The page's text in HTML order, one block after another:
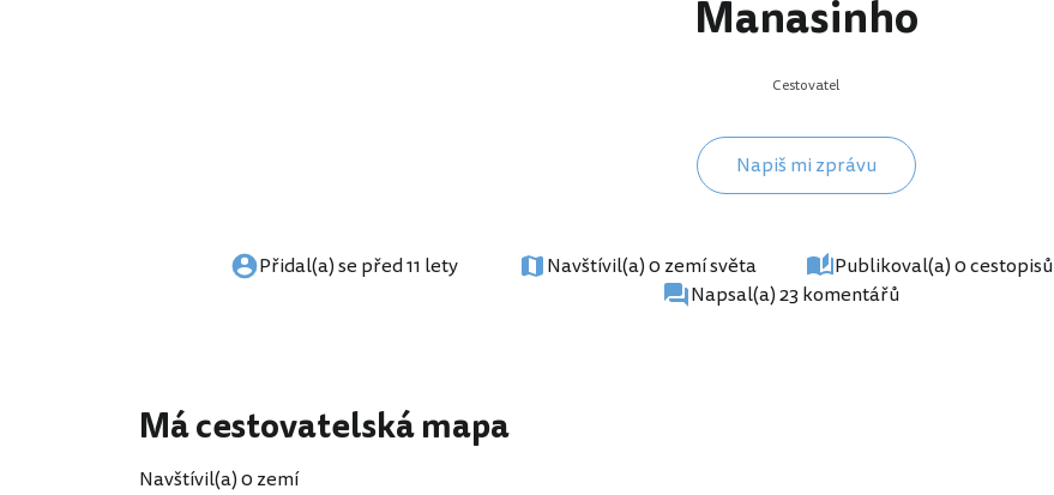
Manasinho
Cestovatel
Napiš mi zprávu
Přidal(a) se před 11 lety Navštívil(a) 0 zemí světa Publikoval(a) 0 cestopisů
Napsal(a) 23 komentářů
Má cestovatelská mapa
Navštívil(a) 0 zemí